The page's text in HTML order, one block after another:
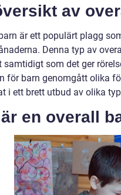
av
är ett populärt plagg
Denna typ av
samtidigt som det ger
för barn genomgått olika
i ett brett utbud av olika
en overall